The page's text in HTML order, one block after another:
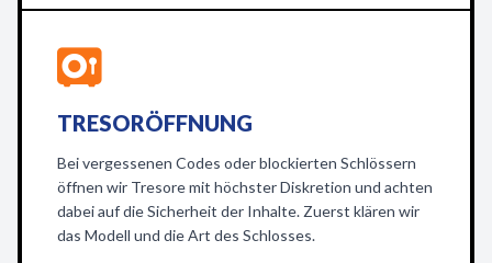
TRESORÖFFNUNG
Bei vergessenen Codes oder blockierten Schlössern
öffnen wir Tresore mit höchster Diskretion und achten
dabei auf die Sicherheit der Inhalte. Zuerst klären wir
das Modell und die Art des Schlosses.